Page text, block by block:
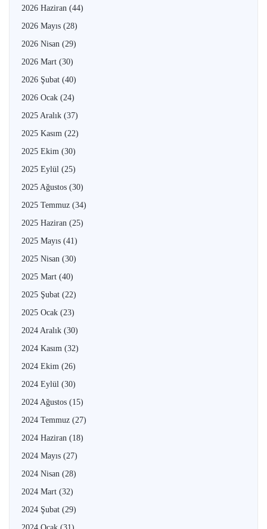
2026 Haziran (44)
2026 Mayıs (28)
2026 Nisan (29)
2026 Mart (30)
2026 Şubat (40)
2026 Ocak (24)
2025 Aralık (37)
2025 Kasım (22)
2025 Ekim (30)
2025 Eylül (25)
2025 Ağustos (30)
2025 Temmuz (34)
2025 Haziran (25)
2025 Mayıs (41)
2025 Nisan (30)
2025 Mart (40)
2025 Şubat (22)
2025 Ocak (23)
2024 Aralık (30)
2024 Kasım (32)
2024 Ekim (26)
2024 Eylül (30)
2024 Ağustos (15)
2024 Temmuz (27)
2024 Haziran (18)
2024 Mayıs (27)
2024 Nisan (28)
2024 Mart (32)
2024 Şubat (29)